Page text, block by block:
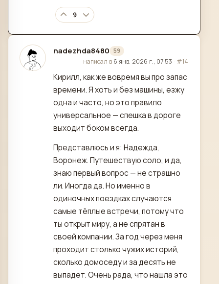
9
nadezhda8480 59
отредактировано
написал в 6 янв. 2026 г., 07:53 · #14
Кирилл, как же вовремя вы про запас
времени. Я хоть и без машины, езжу
одна и часто, но это правило
универсальное — спешка в дороге
выходит боком всегда.
Представлюсь и я: Надежда,
Воронеж. Путешествую соло, и да,
знаю первый вопрос — не страшно
ли. Иногда да. Но именно в
одиночных поездках случаются
самые тёплые встречи, потому что
ты открыт миру, а не спрятан в
своей компании. За год через меня
проходит столько чужих историй,
сколько домоседу и за десять не
выпадет. Очень рада, что нашла это